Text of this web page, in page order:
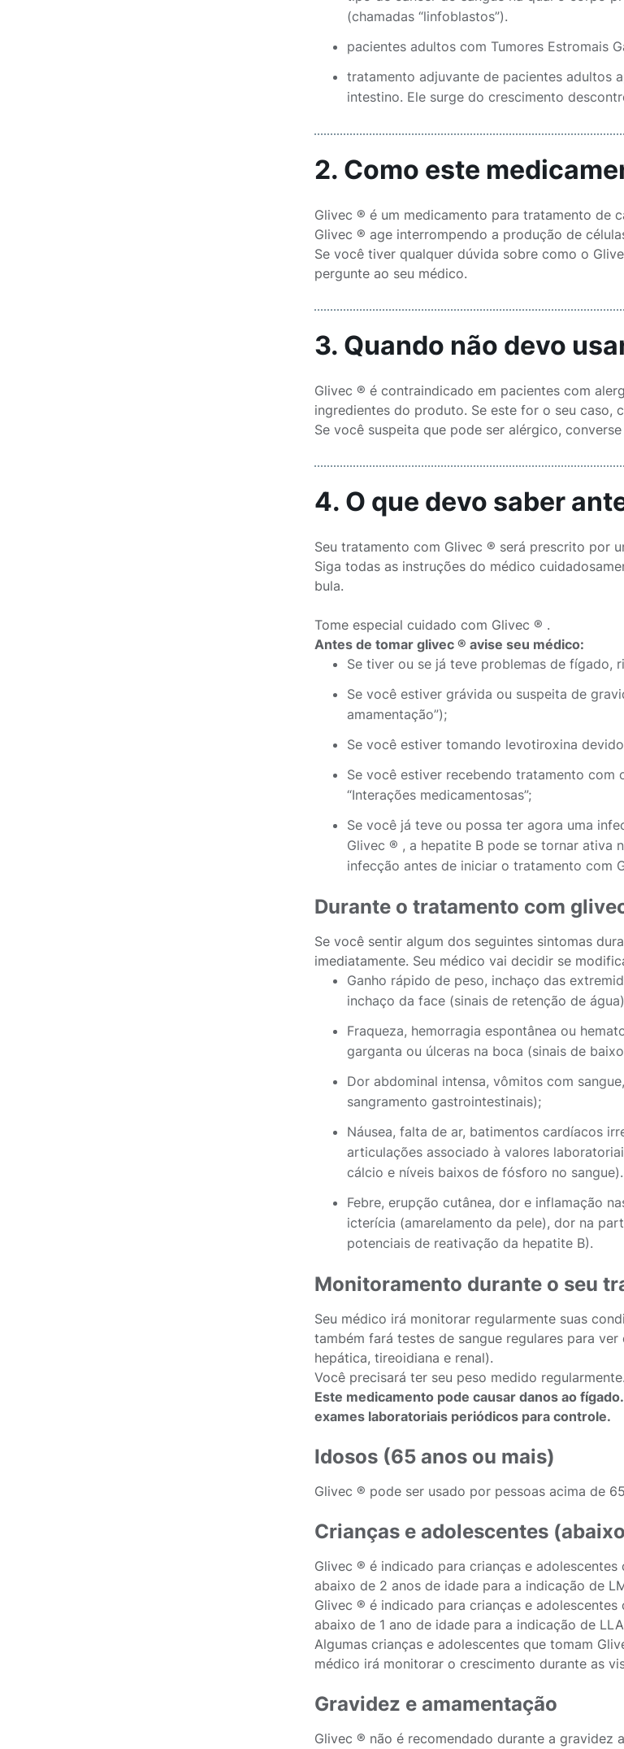
(chamadas “linfoblastos”).
pacientes adultos com Tumores Estromais
tratamento adjuvante de pacientes adultos
intestino. Ele surge do crescimento
2. Como este
Glivec ® é um medicamento para tratamento de
Glivec ® age interrompendo a produção de
Se você tiver qualquer dúvida sobre como o
pergunte ao seu médico.
3. Quando não devo
Glivec ® é contraindicado em pacientes com
ingredientes do produto. Se este for o seu caso,
Se você suspeita que pode ser alérgico,
4. O que devo saber
Seu tratamento com Glivec ® será prescrito por
Siga todas as instruções do médico
bula.
Tome especial cuidado com Glivec ® .
Antes de tomar glivec ® avise seu médico:
Se tiver ou se já teve problemas de fígado,
Se você estiver grávida ou suspeita de
amamentação”);
Se você estiver tomando levotiroxina
Se você estiver recebendo tratamento com
“Interações medicamentosas”;
Se você já teve ou possa ter agora uma
Glivec ® , a hepatite B pode se tornar ativa
infecção antes de iniciar o tratamento com
Durante o tratamento com
Se você sentir algum dos seguintes sintomas
imediatamente. Seu médico vai decidir se
Ganho rápido de peso, inchaço das
inchaço da face (sinais de retenção de
Fraqueza, hemorragia espontânea ou
garganta ou úlceras na boca (sinais de
Dor abdominal intensa, vômitos com
sangramento gastrointestinais);
Náusea, falta de ar, batimentos cardíacos
articulações associado à valores
cálcio e níveis baixos de fósforo no sangue).
Febre, erupção cutânea, dor e inflamação
icterícia (amarelamento da pele), dor na
potenciais de reativação da hepatite B).
Monitoramento durante o seu
Seu médico irá monitorar regularmente suas
também fará testes de sangue regulares para
hepática, tireoidiana e renal).
Você precisará ter seu peso medido regularmente.
Este medicamento pode causar danos ao
exames laboratoriais periódicos para controle.
Idosos (65 anos ou mais)
Glivec ® pode ser usado por pessoas acima de
Crianças e adolescentes
Glivec ® é indicado para crianças e
abaixo de 2 anos de idade para a indicação de
Glivec ® é indicado para crianças e
abaixo de 1 ano de idade para a indicação de
Algumas crianças e adolescentes que tomam
médico irá monitorar o crescimento durante as
Gravidez e amamentação
Glivec ® não é recomendado durante a gravidez